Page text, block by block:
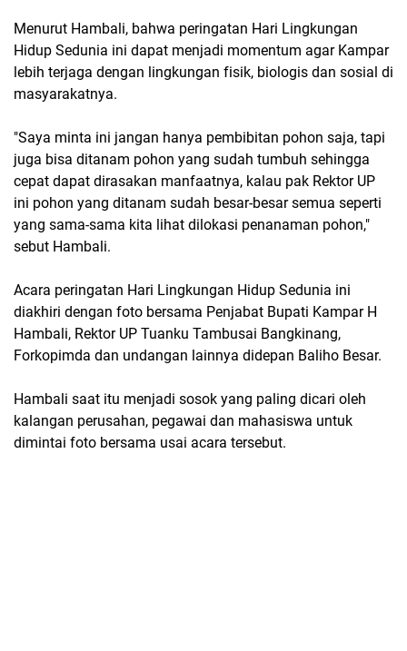
Menurut Hambali, bahwa peringatan Hari Lingkungan
Hidup Sedunia ini dapat menjadi momentum agar Kampar
lebih terjaga dengan lingkungan fisik, biologis dan sosial di
masyarakatnya.
"Saya minta ini jangan hanya pembibitan pohon saja, tapi
juga bisa ditanam pohon yang sudah tumbuh sehingga
cepat dapat dirasakan manfaatnya, kalau pak Rektor UP
ini pohon yang ditanam sudah besar-besar semua seperti
yang sama-sama kita lihat dilokasi penanaman pohon,"
sebut Hambali.
Acara peringatan Hari Lingkungan Hidup Sedunia ini
diakhiri dengan foto bersama Penjabat Bupati Kampar H
Hambali, Rektor UP Tuanku Tambusai Bangkinang,
Forkopimda dan undangan lainnya didepan Baliho Besar.
Hambali saat itu menjadi sosok yang paling dicari oleh
kalangan perusahan, pegawai dan mahasiswa untuk
dimintai foto bersama usai acara tersebut.